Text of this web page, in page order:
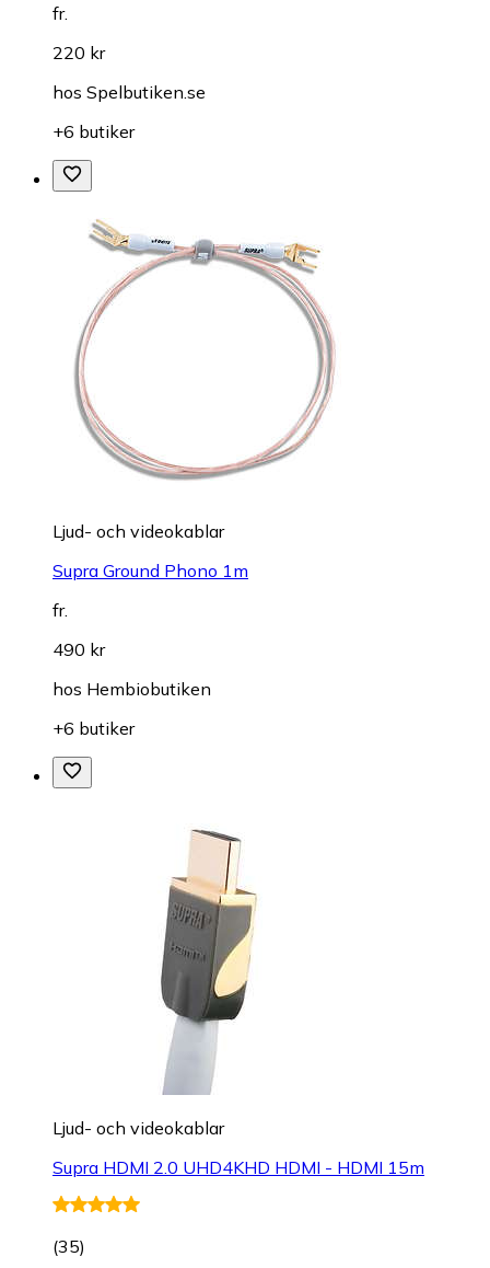
fr.
220 kr
hos Spelbutiken.se
+6 butiker
Ljud- och videokablar
Supra Ground Phono 1m
fr.
490 kr
hos Hembiobutiken
+6 butiker
Ljud- och videokablar
Supra HDMI 2.0 UHD4KHD HDMI - HDMI 15m
(35)